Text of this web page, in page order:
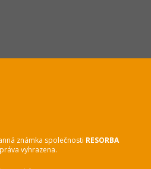
známka společnosti RESORBA
vyhrazena.